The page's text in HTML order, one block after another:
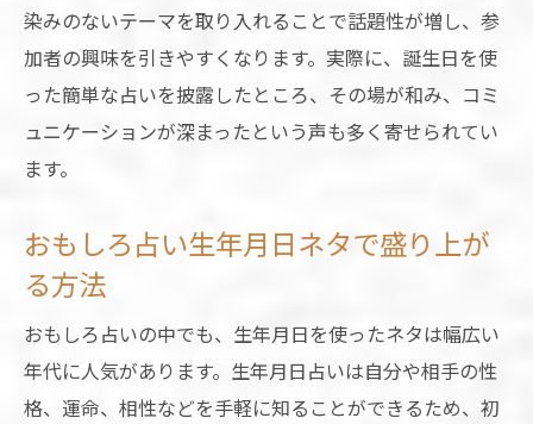
染みのないテーマを取り入れることで話題性が増し、参
加者の興味を引きやすくなります。実際に、誕生日を使
った簡単な占いを披露したところ、その場が和み、コミ
ュニケーションが深まったという声も多く寄せられてい
ます。
おもしろ占い生年月日ネタで盛り上が
る方法
おもしろ占いの中でも、生年月日を使ったネタは幅広い
年代に人気があります。生年月日占いは自分や相手の性
格、運命、相性などを手軽に知ることができるため、初